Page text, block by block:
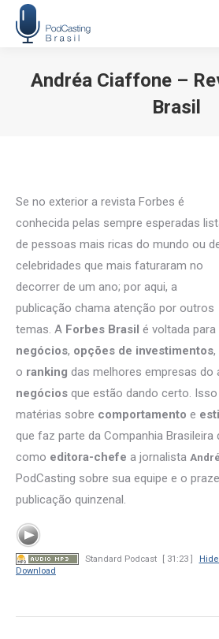
Andréa Ciaffone –
Brasil
Se no exterior a revista Forbes é
conhecida pelas sempre esperadas
de pessoas mais ricas do mundo ou
celebridades que mais faturaram no
decorrer de um ano; por aqui, a
publicação chama atenção por outros
temas. A Forbes Brasil é voltada para
negócios, opções de investimentos,
o ranking das melhores empresas do
negócios que estão dando certo.
matérias sobre comportamento e
que faz parte da Companhia Brasileira
como editora-chefe a jornalista
PodCasting sobre sua equipe e o
publicação quinzenal.
Standard Podcast [ 31:23 ]
Download